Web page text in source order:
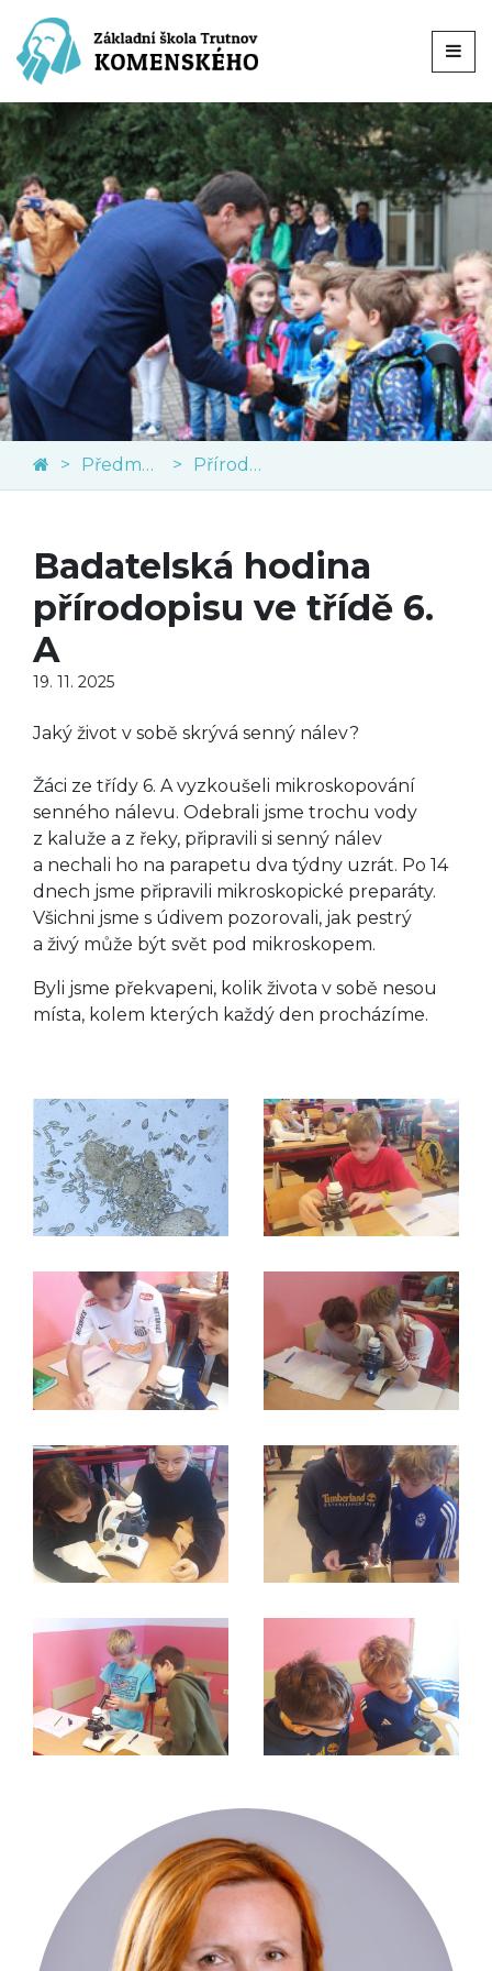
Předměty Přírodní vědy
Badatelská hodina
přírodopisu ve třídě 6.
A
19. 11. 2025
Jaký život v sobě skrývá senný nálev?
Žáci ze třídy 6. A vyzkoušeli mikroskopování
senného nálevu. Odebrali jsme trochu vody
z kaluže a z řeky, připravili si senný nálev
a nechali ho na parapetu dva týdny uzrát. Po 14
dnech jsme připravili mikroskopické preparáty.
Všichni jsme s údivem pozorovali, jak pestrý
a živý může být svět pod mikroskopem.
Byli jsme překvapeni, kolik života v sobě nesou
místa, kolem kterých každý den procházíme.